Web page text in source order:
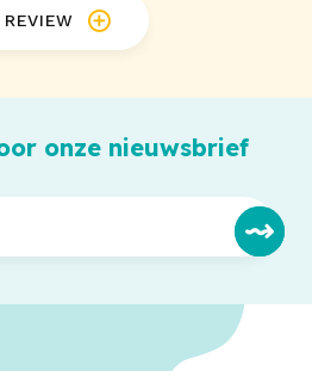
onze nieuwsbrief